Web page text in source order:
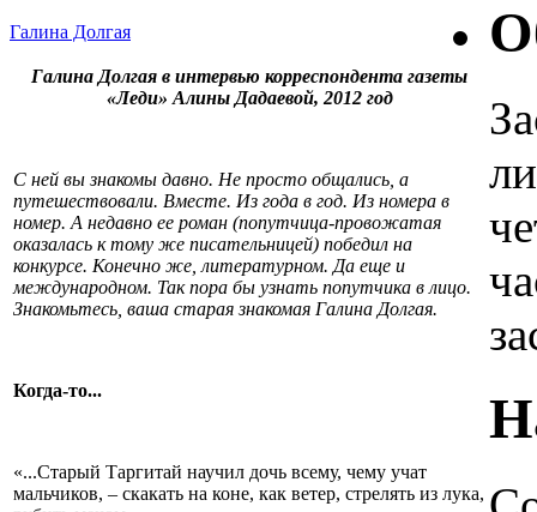
Галина Долгая
Галина Долгая в интервью корреспондента газеты
«Леди» Алины Дадаевой, 2012 год
С ней вы знакомы давно. Не просто общались, а
путешествовали. Вместе. Из года в год. Из номера в
номер. А недавно ее роман (попутчица-провожатая
оказалась к тому же писательницей) победил на
конкурсе. Конечно же, литературном. Да еще и
международном. Так пора бы узнать попутчика в лицо.
Знакомьтесь, ваша старая знакомая Галина Долгая.
Когда-то...
«...Старый Таргитай научил дочь всему, чему учат
мальчиков, – скакать на коне, как ветер, стрелять из лука,